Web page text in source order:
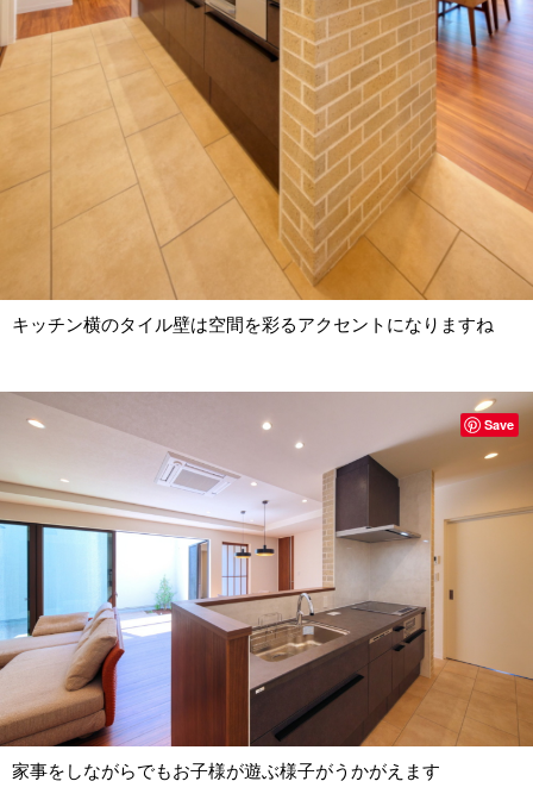
キッチン横のタイル壁は空間を彩るアクセントになりますね
家事をしながらでもお子様が遊ぶ様子がうかがえます
Save